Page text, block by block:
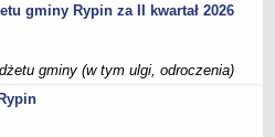
gminy Rypin za II kwartał 2026
gminy (w tym ulgi, odroczenia)